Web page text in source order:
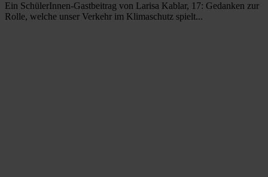
Ein SchülerInnen-Gastbeitrag von Larisa Kablar, 17: Gedanken zur
Rolle, welche unser Verkehr im Klimaschutz spielt...